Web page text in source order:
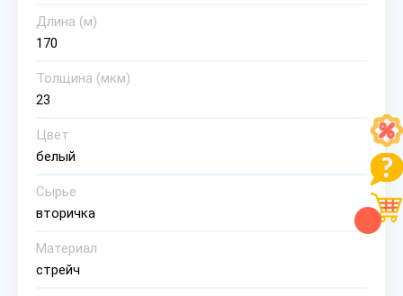
Длина (м)
170
Толщина (мкм)
23
Цвет
белый
Сырье
вторичка
Материал
стрейч